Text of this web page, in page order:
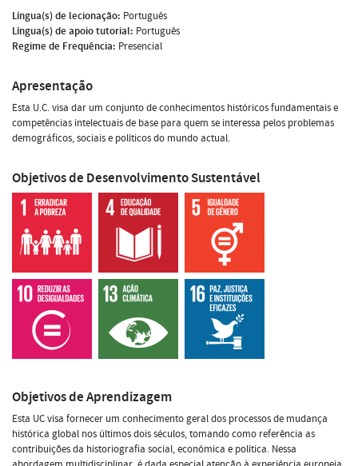
Língua(s) de lecionação: Português
Língua(s) de apoio tutorial: Português
Regime de Frequência: Presencial
Apresentação
Esta U.C. visa dar um conjunto de conhecimentos históricos fundamentais e
competências intelectuais de base para quem se interessa pelos problemas
demográficos, sociais e políticos do mundo actual.
Objetivos de Desenvolvimento Sustentável
Objetivos de Aprendizagem
Esta UC visa fornecer um conhecimento geral dos processos de mudança
histórica global nos últimos dois séculos, tomando como referência as
contribuições da historiografia social, económica e política. Nessa